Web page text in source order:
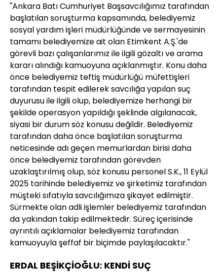
"Ankara Batı Cumhuriyet Başsavcılığımız tarafından
başlatılan soruşturma kapsamında, belediyemiz
sosyal yardım işleri müdürlüğünde ve sermayesinin
tamamı belediyemize ait olan Etimkent A.Ş.'de
görevli bazı çalışanlarımız ile ilgili gözaltı ve arama
kararı alındığı kamuoyuna açıklanmıştır. Konu daha
önce belediyemiz teftiş müdürlüğü müfettişleri
tarafından tespit edilerek savcılığa yapılan suç
duyurusu ile ilgili olup, belediyemize herhangi bir
şekilde operasyon yapıldığı şeklinde algılanacak,
siyasi bir durum söz konusu değildir. Belediyemiz
tarafından daha önce başlatılan soruşturma
neticesinde adı geçen memurlardan birisi daha
önce belediyemiz tarafından görevden
uzaklaştırılmış olup, söz konusu personel S.K., 11 Eylül
2025 tarihinde belediyemiz ve şirketimiz tarafından
müşteki sıfatıyla savcılığımıza şikayet edilmiştir.
Sürmekte olan adli işlemler belediyemiz tarafından
da yakından takip edilmektedir. Süreç içerisinde
ayrıntılı açıklamalar belediyemiz tarafından
kamuoyuyla şeffaf bir biçimde paylaşılacaktır."
ERDAL BEŞİKÇİOĞLU: KENDİ SUÇ